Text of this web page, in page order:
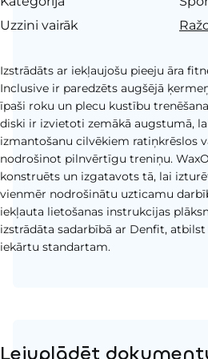
Uzzini vairāk
Izstrādāts ar iekļaujošu pieeju āra
Inclusive ir paredzēts augšējā
īpaši roku un plecu kustību
diski ir izvietoti zemākā augstumā,
izmantošanu cilvēkiem ratiņkrēslos
nodrošinot pilnvērtīgu treniņu.
konstruēts un izgatavots tā, lai
vienmēr nodrošinātu uzticamu
iekļauta lietošanas instrukcijas
izstrādāta sadarbībā ar Denfit, atbilst
iekārtu standartam.
Lejuplādēt